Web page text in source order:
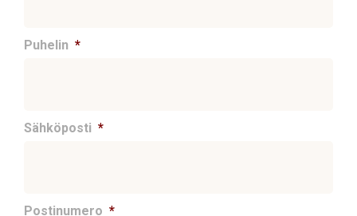
Puhelin *
Sähköposti *
Postinumero *